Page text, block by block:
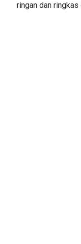
ringan dan ringkas